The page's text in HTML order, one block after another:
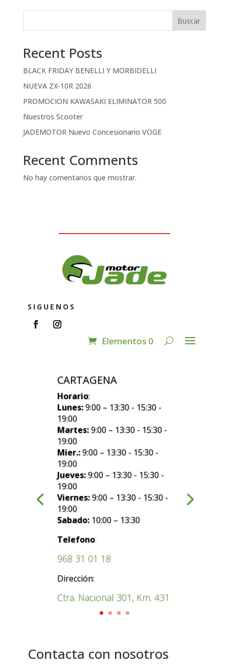
Buscar
Recent Posts
BLACK FRIDAY BENELLI Y MORBIDELLI
NUEVA ZX-10R 2026
PROMOCION KAWASAKI ELIMINATOR 500
Nuestros Scooter
JADEMOTOR Nuevo Concesionario VOGE
Recent Comments
No hay comentarios que mostrar.
SIGUENOS
Elementos 0
CARTAGENA
Horario:
Lunes:9:00 – 13:30 - 15:30 -
19:00
Martes:9:00 – 13:30 - 15:30 -
19:00
Mier.:9:00 – 13:30 - 15:30 -
19:00
Jueves:9:00 – 13:30 - 15:30 -
19:00
Viernes:9:00 – 13:30 - 15:30 -
19:00
Sabado: 10:00 – 13:30
Telefono:
968 31 01 18
Dirección:
Ctra. Nacional 301, Km. 431
Contacta con nosotros